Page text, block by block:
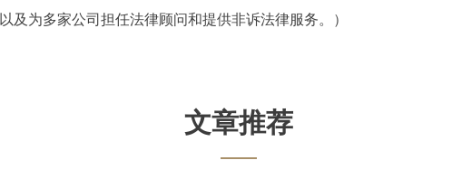
及为多家公司担任法律顾问和提供非诉法律服务。）
文章推荐